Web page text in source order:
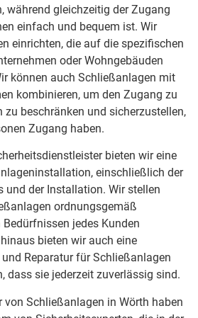
während gleichzeitig der Zugang
einfach und bequem ist. Wir
einrichten, die auf die spezifischen
oder Wohngebäuden
können auch Schließanlagen mit
kombinieren, um den Zugang zu
zu beschränken und sicherzustellen,
Zugang haben.
bieten wir eine
einschließlich der
und der Installation. Wir stellen
ordnungsgemäß
jedes Kunden
bieten wir auch eine
Reparatur für Schließanlagen
dass sie jederzeit zuverlässig sind.
von Schließanlagen in Wörth haben